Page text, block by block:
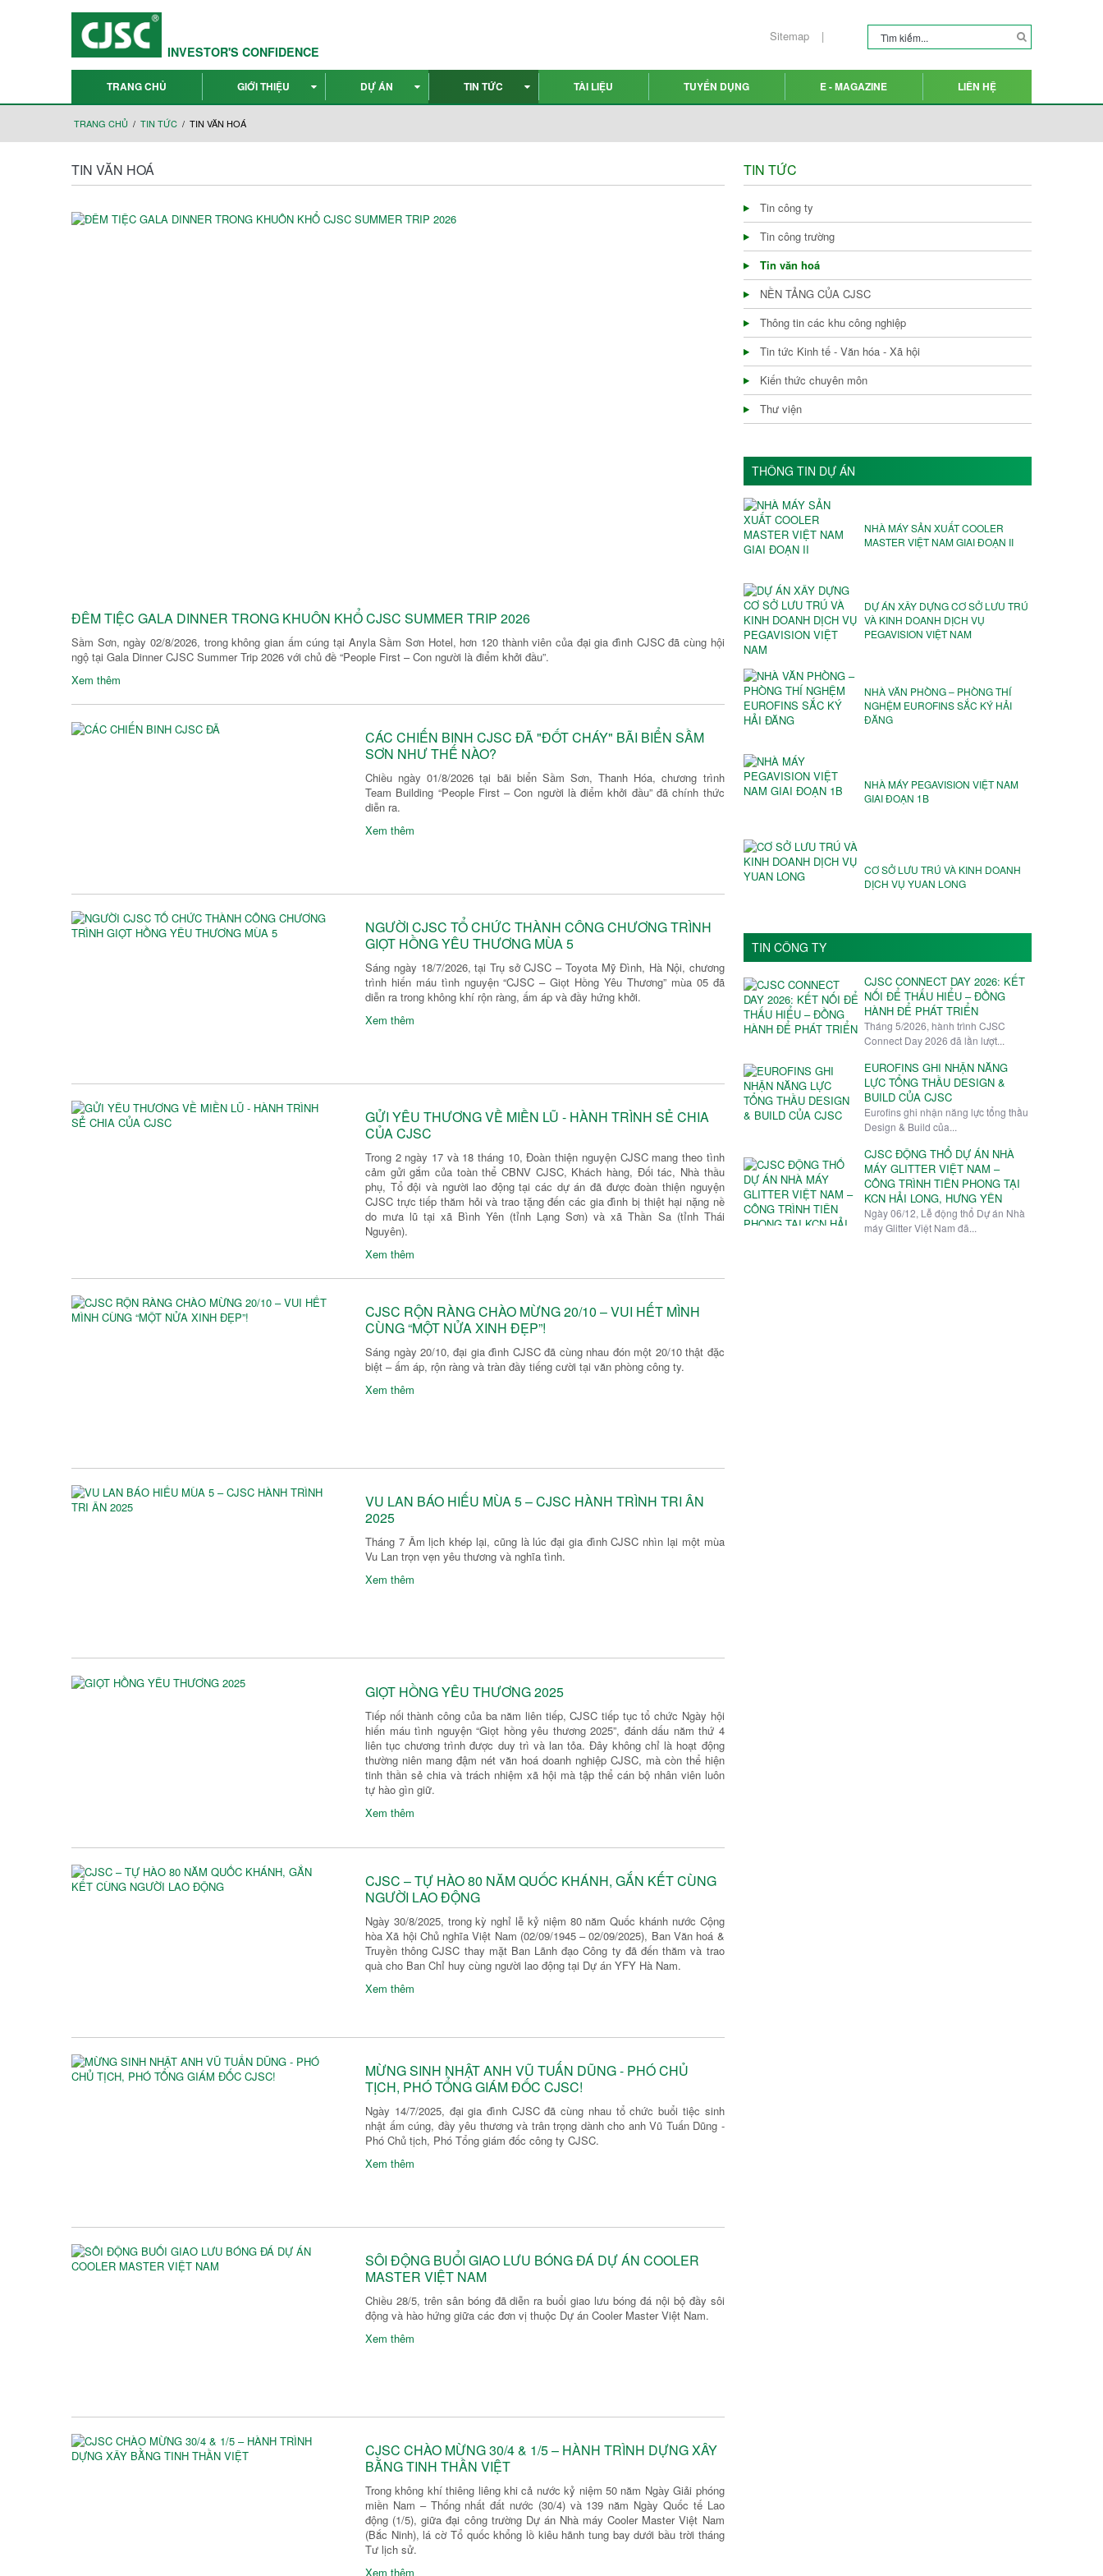
INVESTOR'S CONFIDENCE
Sitemap
TRANG CHỦ GIỚI THIỆU DỰ ÁN TIN TỨC TÀI LIỆU TUYỂN DỤNG E - MAGAZINE LIÊN HỆ
TRANG CHỦ TIN TỨC TIN VĂN HOÁ
TIN VĂN HOÁ
ĐÊM TIỆC GALA DINNER TRONG KHUÔN KHỔ CJSC SUMMER TRIP 2026
Sầm Sơn, ngày 02/8/2026, trong không gian ấm cúng tại Anyla Sầm Sơn Hotel, hơn 120 thành viên của đại gia đình CJSC đã cùng hội
ngộ tại Gala Dinner CJSC Summer Trip 2026 với chủ đề “People First – Con người là điểm khởi đầu”.
Xem thêm
CÁC CHIẾN BINH CJSC ĐÃ "ĐỐT CHÁY" BÃI BIỂN SẦM
SƠN NHƯ THẾ NÀO?
Chiều ngày 01/8/2026 tại bãi biển Sầm Sơn, Thanh Hóa, chương trình
Team Building “People First – Con người là điểm khởi đầu” đã chính thức
diễn ra.
Xem thêm
NGƯỜI CJSC TỔ CHỨC THÀNH CÔNG CHƯƠNG TRÌNH
GIỌT HỒNG YÊU THƯƠNG MÙA 5
Sáng ngày 18/7/2026, tại Trụ sở CJSC – Toyota Mỹ Đình, Hà Nội, chương
trình hiến máu tình nguyện “CJSC – Giọt Hồng Yêu Thương” mùa 05 đã
diễn ra trong không khí rộn ràng, ấm áp và đầy hứng khởi.
Xem thêm
GỬI YÊU THƯƠNG VỀ MIỀN LŨ - HÀNH TRÌNH SẺ CHIA
CỦA CJSC
Trong 2 ngày 17 và 18 tháng 10, Đoàn thiện nguyện CJSC mang theo tình
cảm gửi gắm của toàn thể CBNV CJSC, Khách hàng, Đối tác, Nhà thầu
phụ, Tổ đội và người lao động tại các dự án đã được đoàn thiện nguyện
CJSC trực tiếp thăm hỏi và trao tặng đến các gia đình bị thiệt hại nặng nề
do mưa lũ tại xã Bình Yên (tỉnh Lạng Sơn) và xã Thần Sa (tỉnh Thái
Nguyên).
Xem thêm
CJSC RỘN RÀNG CHÀO MỪNG 20/10 – VUI HẾT MÌNH
CÙNG “MỘT NỬA XINH ĐẸP”!
Sáng ngày 20/10, đại gia đình CJSC đã cùng nhau đón một 20/10 thật đặc
biệt – ấm áp, rộn ràng và tràn đầy tiếng cười tại văn phòng công ty.
Xem thêm
VU LAN BÁO HIẾU MÙA 5 – CJSC HÀNH TRÌNH TRI ÂN
2025
Tháng 7 Âm lịch khép lại, cũng là lúc đại gia đình CJSC nhìn lại một mùa
Vu Lan trọn vẹn yêu thương và nghĩa tình.
Xem thêm
GIỌT HỒNG YÊU THƯƠNG 2025
Tiếp nối thành công của ba năm liên tiếp, CJSC tiếp tục tổ chức Ngày hội
hiến máu tình nguyện “Giọt hồng yêu thương 2025”, đánh dấu năm thứ 4
liên tục chương trình được duy trì và lan tỏa. Đây không chỉ là hoạt động
thường niên mang đậm nét văn hoá doanh nghiệp CJSC, mà còn thể hiện
tinh thần sẻ chia và trách nhiệm xã hội mà tập thể cán bộ nhân viên luôn
tự hào gìn giữ.
Xem thêm
CJSC – TỰ HÀO 80 NĂM QUỐC KHÁNH, GẮN KẾT CÙNG
NGƯỜI LAO ĐỘNG
Ngày 30/8/2025, trong kỳ nghỉ lễ kỷ niệm 80 năm Quốc khánh nước Cộng
hòa Xã hội Chủ nghĩa Việt Nam (02/09/1945 – 02/09/2025), Ban Văn hoá &
Truyền thông CJSC thay mặt Ban Lãnh đạo Công ty đã đến thăm và trao
quà cho Ban Chỉ huy cùng người lao động tại Dự án YFY Hà Nam.
Xem thêm
MỪNG SINH NHẬT ANH VŨ TUẤN DŨNG - PHÓ CHỦ
TỊCH, PHÓ TỔNG GIÁM ĐỐC CJSC!
Ngày 14/7/2025, đại gia đình CJSC đã cùng nhau tổ chức buổi tiệc sinh
nhật ấm cúng, đầy yêu thương và trân trọng dành cho anh Vũ Tuấn Dũng -
Phó Chủ tịch, Phó Tổng giám đốc công ty CJSC.
Xem thêm
SÔI ĐỘNG BUỔI GIAO LƯU BÓNG ĐÁ DỰ ÁN COOLER
MASTER VIỆT NAM
Chiều 28/5, trên sân bóng đã diễn ra buổi giao lưu bóng đá nội bộ đầy sôi
động và hào hứng giữa các đơn vị thuộc Dự án Cooler Master Việt Nam.
Xem thêm
CJSC CHÀO MỪNG 30/4 & 1/5 – HÀNH TRÌNH DỰNG XÂY
BẰNG TINH THẦN VIỆT
Trong không khí thiêng liêng khi cả nước kỷ niệm 50 năm Ngày Giải phóng
miền Nam – Thống nhất đất nước (30/4) và 139 năm Ngày Quốc tế Lao
động (1/5), giữa đại công trường Dự án Nhà máy Cooler Master Việt Nam
(Bắc Ninh), lá cờ Tổ quốc khổng lồ kiêu hãnh tung bay dưới bầu trời tháng
Tư lịch sử.
Xem thêm
TIN TỨC
Tin công ty
Tin công trường
Tin văn hoá
NỀN TẢNG CỦA CJSC
Thông tin các khu công nghiệp
Tin tức Kinh tế - Văn hóa - Xã hội
Kiến thức chuyên môn
Thư viện
THÔNG TIN DỰ ÁN
NHÀ MÁY SẢN XUẤT COOLER
MASTER VIỆT NAM GIAI ĐOẠN II
DỰ ÁN XÂY DỰNG CƠ SỞ LƯU TRÚ
VÀ KINH DOANH DỊCH VỤ
PEGAVISION VIỆT NAM
NHÀ VĂN PHÒNG – PHÒNG THÍ
NGHỆM EUROFINS SẮC KÝ HẢI
ĐĂNG
NHÀ MÁY PEGAVISION VIỆT NAM️
GIAI ĐOẠN 1B
CƠ SỞ LƯU TRÚ VÀ KINH DOANH
DỊCH VỤ YUAN LONG
TIN CÔNG TY
CJSC CONNECT DAY 2026: KẾT
NỐI ĐỂ THẤU HIỂU – ĐỒNG
HÀNH ĐỂ PHÁT TRIỂN
Tháng 5/2026, hành trình CJSC
Connect Day 2026 đã lần lượt...
EUROFINS GHI NHẬN NĂNG
LỰC TỔNG THẦU DESIGN &
BUILD CỦA CJSC
Eurofins ghi nhận năng lực tổng thầu
Design & Build của...
CJSC ĐỘNG THỔ DỰ ÁN NHÀ
MÁY GLITTER VIỆT NAM –
CÔNG TRÌNH TIÊN PHONG TẠI
KCN HẢI LONG, HƯNG YÊN
Ngày 06/12, Lễ động thổ Dự án Nhà
máy Glitter Việt Nam đã...